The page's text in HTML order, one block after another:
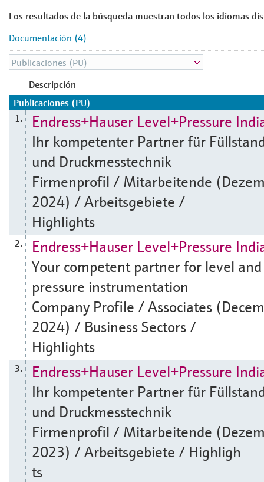
Los resultados de la búsqueda muestran todos los idiomas
Documentación (4)
Descripción
Publicaciones (PU)
1.
Endress+Hauser Level+Pressure
Ihr kompetenter Partner für
und Druckmesstechnik
Firmenprofil / Mitarbeitende
2024) / Arbeitsgebiete /
Highlights
2.
Endress+Hauser Level+Pressure
Your competent partner for level and
pressure instrumentation
Company Profile / Associates
2024) / Business Sectors /
Highlights
3.
Endress+Hauser Level+Pressure
Ihr kompetenter Partner für
und Druckmesstechnik
Firmenprofil / Mitarbeitende
2023) / Arbeitsgebiete / Highligh
ts